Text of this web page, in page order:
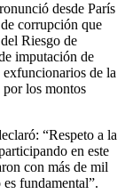
desde París
corrupción que
Riesgo de
imputación de
de la
por los montos
“Respeto a la
en este
con más de mil
fundamental”.